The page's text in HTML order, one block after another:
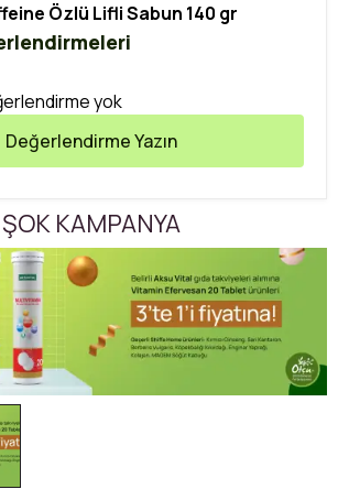
Özlü Lifli Sabun 140 gr
yok
Değerlendirme Yazın
ŞOK KAMPANYA